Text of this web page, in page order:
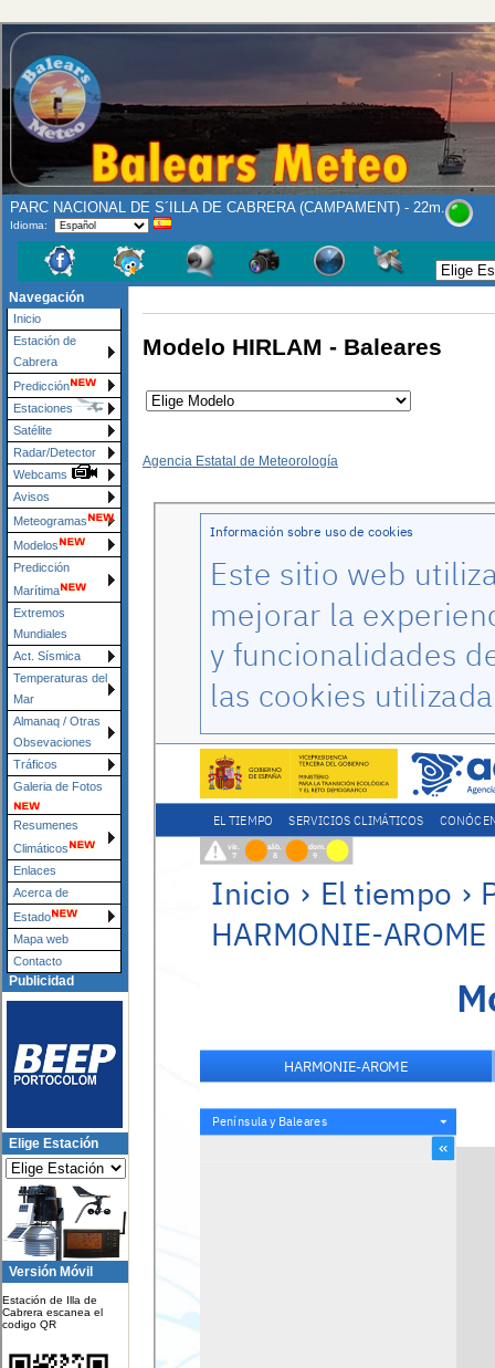
PARC NACIONAL DE S´ILLA DE CABRERA (CAMPAMENT) - 22m.
Idioma:
Navegación
Inicio
Estación de
Cabrera
Predicción
Estaciones
Satélite
Radar/Detector
Webcams
Avisos
Meteogramas
Modelos
Predicción
Marítima
Extremos
Mundiales
Act. Sísmica
Temperaturas del
Mar
Almanaq / Otras
Obsevaciones
Tráficos
Galeria de Fotos
Resumenes
Climáticos
Enlaces
Acerca de
Estado
Mapa web
Contacto
Publicidad
Elige Estación
Versión Móvil
Estación de Illa de
Cabrera escanea el
codigo QR
Modelo HIRLAM - Baleares
Agencia Estatal de Meteorología